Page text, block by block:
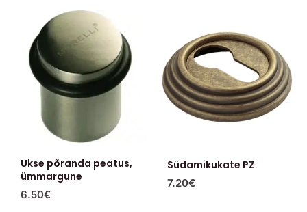
Ukse põranda peatus,
ümmargune
6.50€
Südamikukate PZ
7.20€